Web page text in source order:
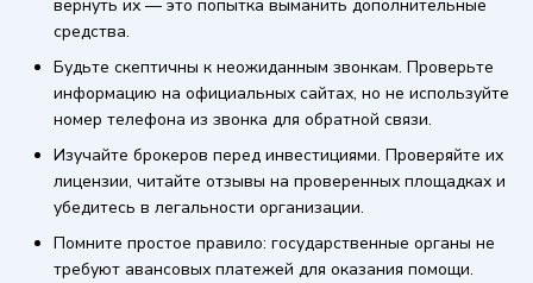
вернуть их — это попытка выманить дополнительные
средства.
Будьте скептичны к неожиданным звонкам. Проверьте
информацию на официальных сайтах, но не используйте
номер телефона из звонка для обратной связи.
Изучайте брокеров перед инвестициями. Проверяйте их
лицензии, читайте отзывы на проверенных площадках и
убедитесь в легальности организации.
Помните простое правило: государственные органы не
требуют авансовых платежей для оказания помощи.